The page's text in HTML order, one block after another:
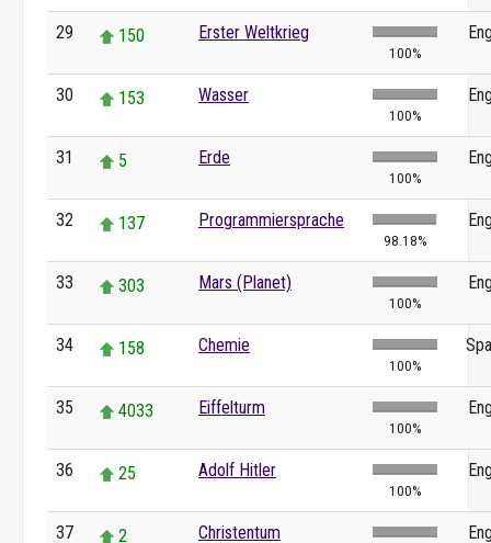
29 150 Erster Weltkrieg
100%
30 153 Wasser
100%
31 5 Erde
100%
32 137 Programmiersprache
98.18%
33 303 Mars (Planet)
100%
34 158 Chemie
100%
35 4033 Eiffelturm
100%
36 25 Adolf Hitler
100%
37 2 Christentum